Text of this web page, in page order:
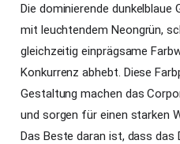
Die dominierende dunkelblaue
mit leuchtendem Neongrün,
gleichzeitig einprägsame
Konkurrenz abhebt. Diese
Gestaltung machen das
und sorgen für einen starken
Das Beste daran ist, dass